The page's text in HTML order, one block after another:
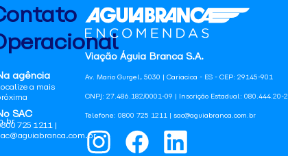
Viação Águia Branca S.A.
Av. Mario Gurgel, 5030 | Cariacica - ES - CEP: 29145-901
CNPJ: 27.486.182/0001-09 | Inscrição Estadual: 080.444.20-2
Telefone: 0800 725 1211 | sac@aguiabranca.com.br
agência
a mais
SAC
725 1211 |